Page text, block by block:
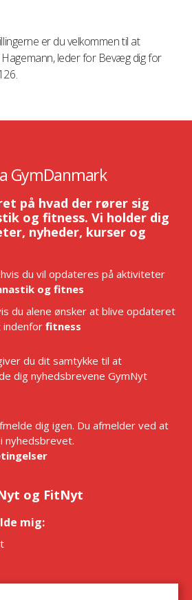
er du velkommen til at
leder for Bevæg dig for
GymDanmark
på hvad der rører sig
og fitness. Vi holder dig
nyheder, kurser og
du vil opdateres på aktiviteter
og fitnes
du alene ønsker at blive opdateret
fitness
du dit samtykke til at
dig nyhedsbrevene GymNyt
dig igen. Du afmelder ved at
nyhedsbrevet.
og FitNyt
mig: